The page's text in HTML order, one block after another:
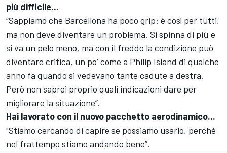
più difficile...
“Sappiamo che Barcellona ha poco grip: è così per tutti,
ma non deve diventare un problema. Si spinna di più e
si va un pelo meno, ma con il freddo la condizione può
diventare critica, un po’ come a Philip Island di qualche
anno fa quando si vedevano tante cadute a destra.
Però non saprei proprio quali indicazioni dare per
migliorare la situazione”.
Hai lavorato con il nuovo pacchetto aerodinamico...
"Stiamo cercando di capire se possiamo usarlo, perché
nel frattempo stiamo andando bene”.